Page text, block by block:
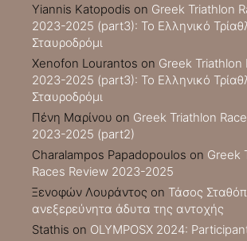
Yiannis Katopodis on Greek Triathlon
2023-2025 (part3): Το Ελληνικό
Σταυροδρόμι
Xenofon Lourantos on Greek Triathlon
2023-2025 (part3): Το Ελληνικό
Σταυροδρόμι
Πένη Μαρίνου on Greek Triathlon
2023-2025 (part2)
Charalampos Papadopoulos on Greek
Races Review 2023-2025
Ξενοφών Λουράντος on Τάσος
ανεξερεύνητα άδυτα της αντοχής
Stathis on OLYMPOSX 2024: